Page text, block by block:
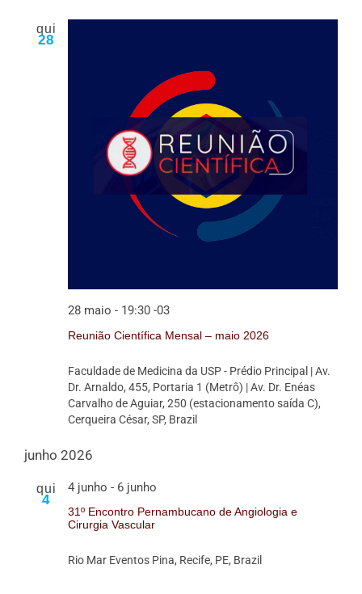
qui
28
Reunião Científica Mensal – maio 2026
28 maio - 19:30 -03
Faculdade de Medicina da USP - Prédio Principal | Av.
Dr. Arnaldo, 455, Portaria 1 (Metrô) | Av. Dr. Enéas
Carvalho de Aguiar, 250 (estacionamento saída C),
Cerqueira César, SP, Brazil
junho 2026
qui
4
31º Encontro Pernambucano de Angiologia e
Cirurgia Vascular
4 junho - 6 junho
Rio Mar Eventos Pina, Recife, PE, Brazil